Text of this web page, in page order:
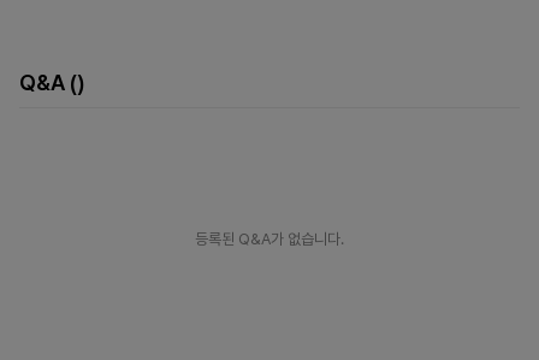
Q&A ()
등록된 Q&A가 없습니다.